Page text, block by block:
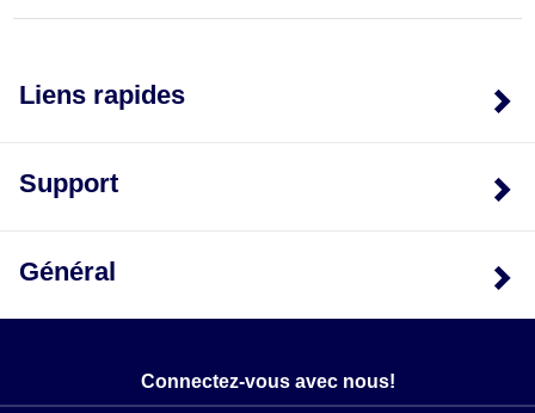
Liens rapides
Support
Général
Connectez-vous avec nous!